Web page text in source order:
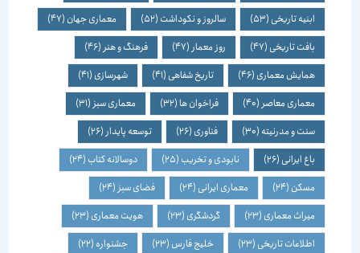
ابنیه تاریخی(53) سالروز و نکوداشت(52) معماری جهان(47)
بافت تاریخی(47) روز معمار(47) فرهنگ و هنر(46)
همایش معماری(46) تاریخ شفاهی(41) شهرسازی(41)
معماری معاصر(40) فراخوان ها(32) معماری سبز(31)
سنت و مدرنیته(30) فناوری(26) توسعه پایدار(26)
باغ ایرانی(26) نابودی و تخریب(25) دوسالانه کتاب(24)
مسکن(24) معماری ایرانی(24) فضای سبز(24)
میراث معماری(23) گردشگری(23) هویت معماری(23)
اطلاعات تاریخی(23) خلیج فارس(23) جشنواره(22)